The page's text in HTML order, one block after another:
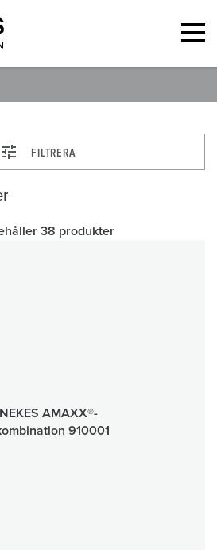
FILTRERA
38 produkter